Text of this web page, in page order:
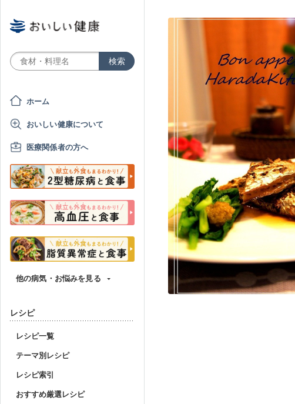
ホーム
おいしい健康について
医療関係者の方へ
他の病気・お悩みを見る
レシピ
レシピ一覧
テーマ別レシピ
レシピ索引
おすすめ厳選レシピ